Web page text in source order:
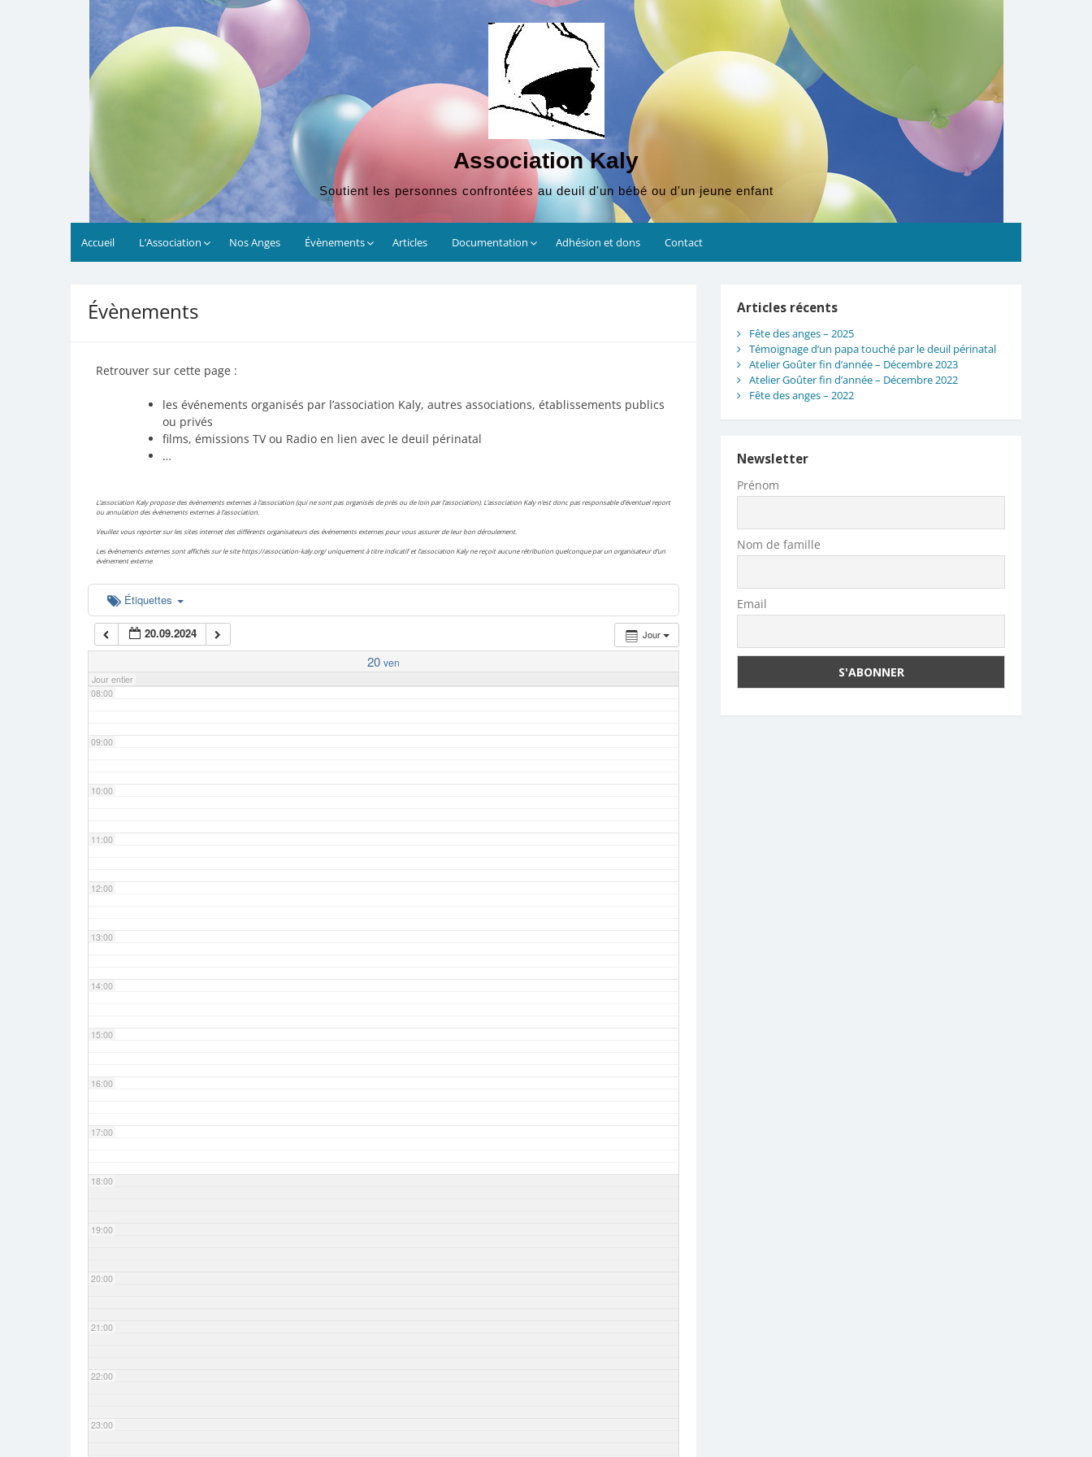
Association Kaly
Soutient les personnes confrontées au deuil d'un bébé ou d'un jeune enfant
Accueil L’Association Nos Anges Évènements Articles Documentation Adhésion et dons Contact
Évènements
Retrouver sur cette page :
les événements organisés par l’association Kaly, autres associations, établissements publics
ou privés
films, émissions TV ou Radio en lien avec le deuil périnatal
…
L’association Kaly propose des événements externes à l’association (qui ne sont pas organisés de près ou de loin par l’association). L’association Kaly n’est donc pas responsable d’éventuel report
ou annulation des événements externes à l’association.
Veuillez vous reporter sur les sites internet des différents organisateurs des événements externes pour vous assurer de leur bon déroulement.
Les événements externes sont affichés sur le site https://association-kaly.org/ uniquement à titre indicatif et l’association Kaly ne reçoit aucune rétribution quelconque par un organisateur d’un
événement externe.
Étiquettes
Jour
20.09.2024
20 ven
Jour entier
00:00
04:00
05:00
06:00
07:00
08:00
09:00
10:00
11:00
12:00
13:00
14:00
15:00
16:00
17:00
18:00
19:00
20:00
21:00
22:00
23:00
Articles récents
Fête des anges – 2025
Témoignage d’un papa touché par le deuil périnatal
Atelier Goûter fin d’année – Décembre 2023
Atelier Goûter fin d’année – Décembre 2022
Fête des anges – 2022
Newsletter
Prénom
Nom de famille
Email